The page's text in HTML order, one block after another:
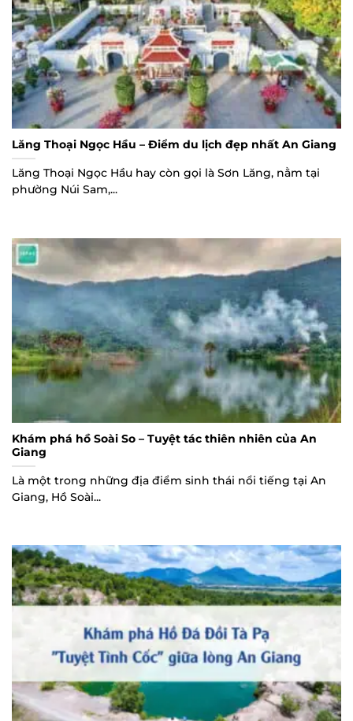
Lăng Thoại Ngọc Hầu – Điểm du lịch đẹp nhất An Giang
Lăng Thoại Ngọc Hầu hay còn gọi là Sơn Lăng, nằm tại
phường Núi Sam,...
Khám phá hồ Soài So – Tuyệt tác thiên nhiên của An
Giang
Là một trong những địa điểm sinh thái nổi tiếng tại An
Giang, Hồ Soài...